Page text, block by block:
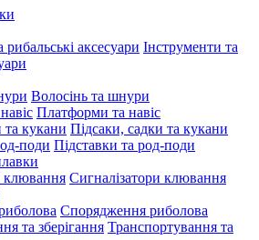
Інструменти та
Волосінь та шнури
Платформи та навіс
Підсаки, садки та кукани
Підставки та род-поди
Сигналізатори клювання
Спорядження риболова
Транспортування та